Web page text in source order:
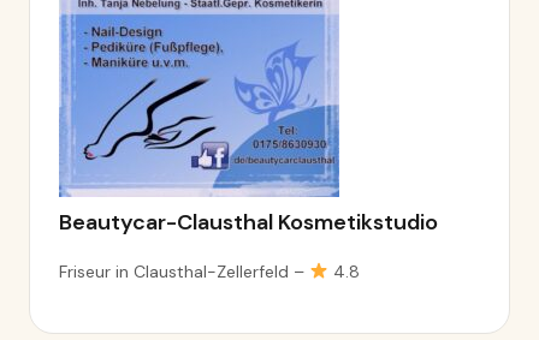
Beautycar-Clausthal Kosmetikstudio
Friseur in Clausthal-Zellerfeld – 4.8